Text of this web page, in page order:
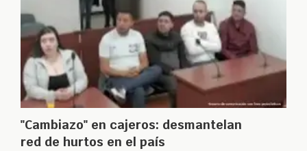
"Cambiazo" en cajeros: desmantelan
red de hurtos en el país